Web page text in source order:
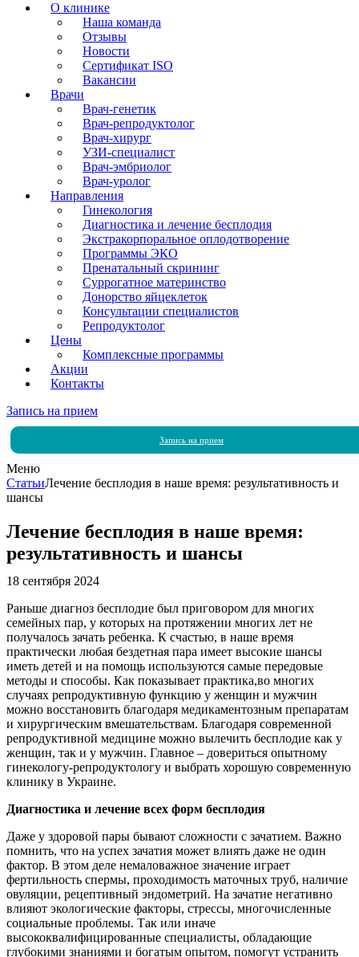
О клинике
Наша команда
Отзывы
Новости
Сертификат ISO
Вакансии
Врачи
Врач-генетик
Врач-репродуктолог
Врач-хирург
УЗИ-специалист
Врач-эмбриолог
Врач-уролог
Направления
Гинекология
Диагностика и лечение бесплодия
Экстракорпоральное оплодотворение
Программы ЭКО
Пренатальный скрининг
Суррогатное материнство
Донорство яйцеклеток
Консультации специалистов
Репродуктолог
Цены
Комплексные программы
Акции
Контакты
Запись на прием
Запись на прием
Меню
СтатьиЛечение бесплодия в наше время: результативность и
шансы
Лечение бесплодия в наше время:
результативность и шансы
18 сентября 2024
Раньше диагноз бесплодие был приговором для многих
семейных пар, у которых на протяжении многих лет не
получалось зачать ребенка. К счастью, в наше время
практически любая бездетная пара имеет высокие шансы
иметь детей и на помощь используются самые передовые
методы и способы. Как показывает практика,во многих
случаях репродуктивную функцию у женщин и мужчин
можно восстановить благодаря медикаментозным препаратам
и хирургическим вмешательствам. Благодаря современной
репродуктивной медицине можно вылечить бесплодие как у
женщин, так и у мужчин. Главное – довериться опытному
гинекологу-репродуктологу и выбрать хорошую современную
клинику в Украине.
Диагностика и лечение всех форм бесплодия
Даже у здоровой пары бывают сложности с зачатием. Важно
помнить, что на успех зачатия может влиять даже не один
фактор. В этом деле немаловажное значение играет
фертильность спермы, проходимость маточных труб, наличие
овуляции, рецептивный эндометрий. На зачатие негативно
влияют экологические факторы, стрессы, многочисленные
социальные проблемы. Так или иначе
высококвалифицированные специалисты, обладающие
глубокими знаниями и богатым опытом, помогут устранить